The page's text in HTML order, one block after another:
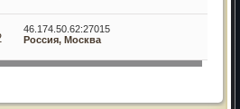
46.174.50.62:27015
Россия, Москва